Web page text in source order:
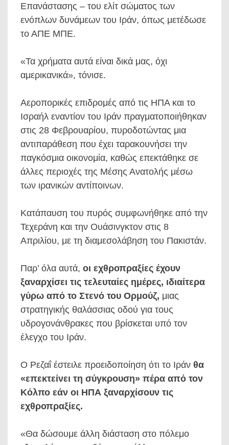
Επανάστασης – του ελίτ σώματος των
ενόπλων δυνάμεων του Ιράν, όπως μετέδωσε
το ΑΠΕ ΜΠΕ.
«Τα χρήματα αυτά είναι δικά μας, όχι
αμερικανικά», τόνισε.
Αεροπορικές επιδρομές από τις ΗΠΑ και το
Ισραήλ εναντίον του Ιράν πραγματοποιήθηκαν
στις 28 Φεβρουαρίου, πυροδοτώντας μια
αντιπαράθεση που έχει ταρακουνήσει την
παγκόσμια οικονομία, καθώς επεκτάθηκε σε
άλλες περιοχές της Μέσης Ανατολής μέσω
των ιρανικών αντίποινων.
Κατάπαυση του πυρός συμφωνήθηκε από την
Τεχεράνη και την Ουάσινγκτον στις 8
Απριλίου, με τη διαμεσολάβηση του Πακιστάν.
Παρ’ όλα αυτά, οι εχθροπραξίες έχουν
ξαναρχίσει τις τελευταίες ημέρες, ιδιαίτερα
γύρω από το Στενό του Ορμούζ, μιας
στρατηγικής θαλάσσιας οδού για τους
υδρογονάνθρακες που βρίσκεται υπό τον
έλεγχο του Ιράν.
Ο Ρεζαΐ έστειλε προειδοποίηση ότι το Ιράν θα
«επεκτείνει τη σύγκρουση» πέρα από τον
Κόλπο εάν οι ΗΠΑ ξαναρχίσουν τις
εχθροπραξίες.
«Θα δώσουμε άλλη διάσταση στο πόλεμο